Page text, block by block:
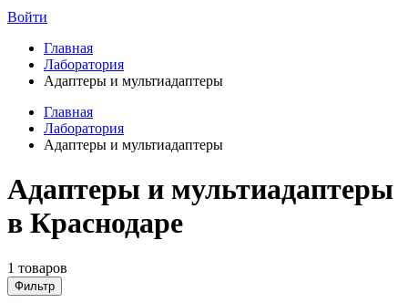
Войти
Главная
Лаборатория
Адаптеры и мультиадаптеры
Главная
Лаборатория
Адаптеры и мультиадаптеры
Адаптеры и мультиадаптеры
в Краснодаре
1 товаров
Фильтр